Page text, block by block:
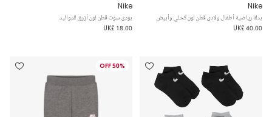
Nike
بدلة رياضية أطفال ولادي قطن لون كحلي وأبيض
UK£ 40.00
Nike
بودي سوت قطن لون أزرق للمواليد
UK£ 18.00
50% OFF